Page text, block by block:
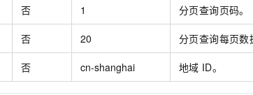
否 1 分页查询页码。
否 20 分页查询每页数
否 cn-shanghai 地域 ID。
10分钟微调：让0.6B模型媲美235B模型 多模态数据
建站系统